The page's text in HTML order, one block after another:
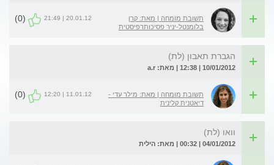
תשובת מומחה | מאת: קרן
בלומנטל-יניר פסיכותרפיסטית
20.01.12 | 21:49
(0)
הגברת תאבון (לת)
10/01/2012 | 12:38 | מאת: a.r
תשובת מומחה | מאת: מילר עדי -
דיאטנית קלינית
11.01.12 | 12:20
(0)
וואו (לת)
04/01/2012 | 00:32 | מאת: הילית